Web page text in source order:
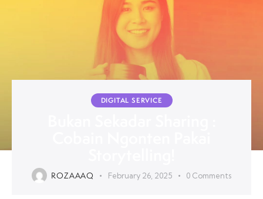
DIGITAL SERVICE
ROZAAAQ February 26, 2025 0 Comments